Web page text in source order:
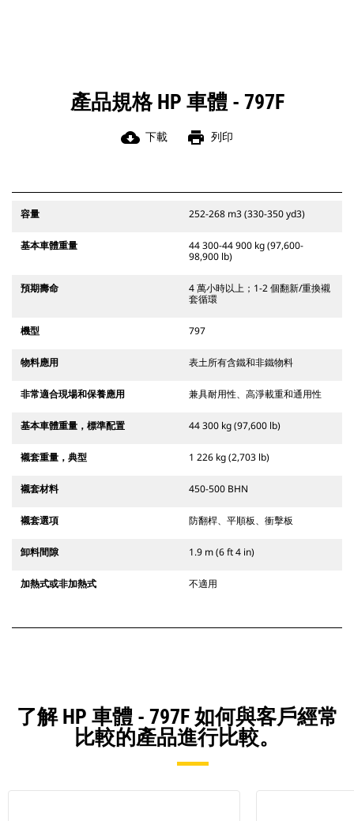
產品規格 HP 車體 - 797F
cloud_download 下載 print 列印
容量 252-268 m3 (330-350 yd3)
基本車體重量
44 300-44 900 kg (97,600-
98,900 lb)
預期壽命
4 萬小時以上；1-2 個翻新/重換襯
套循環
機型 797
物料應用 表土所有含鐵和非鐵物料
非常適合現場和保養應用 兼具耐用性、高淨載重和通用性
基本車體重量，標準配置 44 300 kg (97,600 lb)
襯套重量，典型 1 226 kg (2,703 lb)
襯套材料 450-500 BHN
襯套選項 防翻桿、平順板、衝擊板
卸料間隙 1.9 m (6 ft 4 in)
加熱式或非加熱式 不適用
了解 HP 車體 - 797F 如何與客戶經常
比較的產品進行比較。